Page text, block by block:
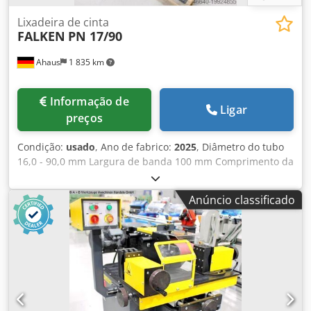
Ahaus 1 835 km
Lixadeira de cinta
FALKEN PN 17/90
preços
Ligar
Condição: usado, Ano de fabrico: 2025, Diâmetro do tubo
16,0 - 90,0 mm Largura de banda 100 mm Comprimento da
banda 1250 mm Dimensões da cinta de lixa 100 x 1250 mm
Dksdpfx Aoxab N Dsgmsr Necessidade total de energia 2,2
kW Peso da máquina aprox. 180 kg. Dimensões LWH 1200 x
600 x 1150 mm Máquina de exposição - como NOVA ainda
não foi usado (!!) Novo preço aprox. 4.500 euros Preço
especial sob consulta A PN 17/90 é uma retificadora para
As extremidades do tubo e do perfil esfregam na frente.
Instalações: - retificadora com motor elétrico para
extremidades de tubos e perfis - 10 rolos de lixa incluídos
* incluindo espaço de armazenamento – parte traseira da
Anúncio classificado